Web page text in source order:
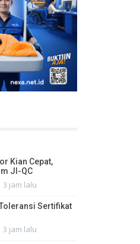
Kian Cepat,
JI-QC
3 jam lalu
Sertifikat
3 jam lalu